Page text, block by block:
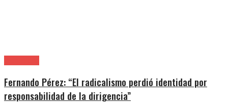
Fernando Pérez: “El radicalismo perdió identidad por
responsabilidad de la dirigencia”